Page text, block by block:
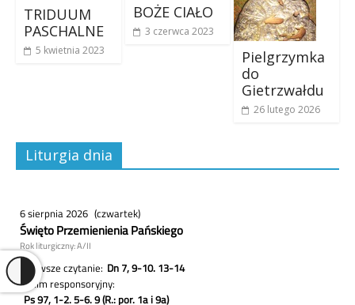
TRIDUUM
PASCHALNE
5 kwietnia 2023
BOŻE CIAŁO
3 czerwca 2023
Pielgrzymka
do
Gietrzwałdu
26 lutego 2026
Liturgia dnia